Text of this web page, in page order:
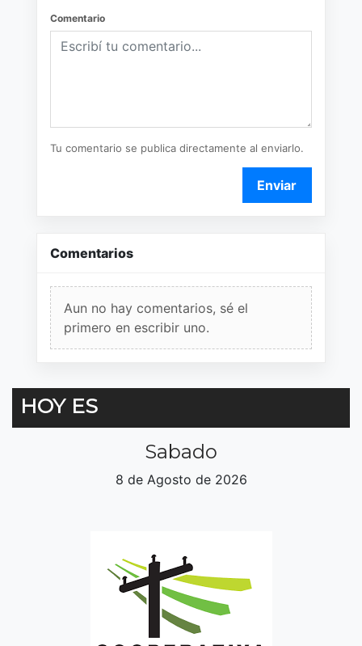
Comentario
Tu comentario se publica directamente al enviarlo.
Enviar
Comentarios
Aun no hay comentarios, sé el
primero en escribir uno.
HOY ES
Sabado
8 de Agosto de 2026